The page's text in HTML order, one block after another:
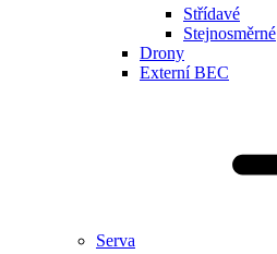
Střídavé
Stejnosměrné
Drony
Externí BEC
Serva